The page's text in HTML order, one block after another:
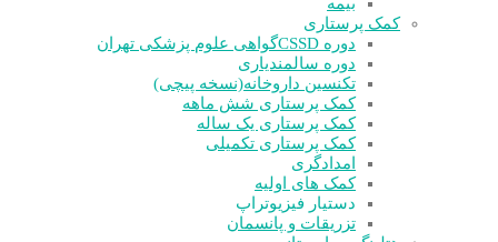
کمک پرستاری
دوره CSSD
گواهی علوم پزشکی تهران
دوره سالمندیاری
تکنسین داروخانه(نسخه پیچی)
کمک پرستاری شش ماهه
کمک پرستاری یک ساله
کمک پرستاری تکمیلی
امدادگری
کمک های اولیه
دستیار فیزیوتراپ
تزریقات و پانسمان